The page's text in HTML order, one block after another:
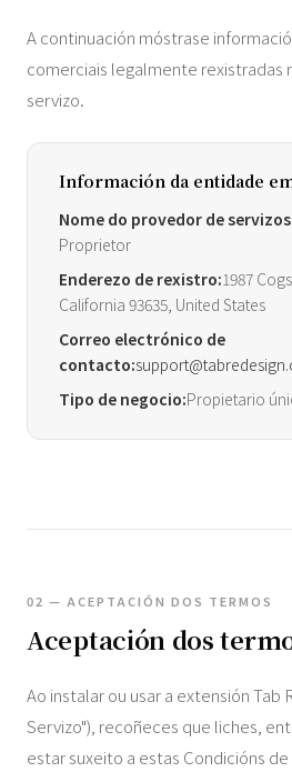
A continuación móstrase
comerciais legalmente rexistradas
servizo.
Información da entidade
Nome do provedor de
Proprietor
Enderezo de rexistro:1987
California 93635, United States
Correo electrónico de
contacto:
Tipo de negocio:Propietario
02 — ACEPTACIÓN DOS TERMOS
Aceptación dos
Ao instalar ou usar a extensión Tab
Servizo"), recoñeces que liches,
estar suxeito a estas Condicións de